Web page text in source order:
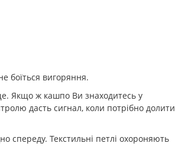
боїться вигоряння.
Якщо ж кашпо Ви знаходитесь у
дасть сигнал, коли потрібно долити
спереду. Текстильні петлі охороняють